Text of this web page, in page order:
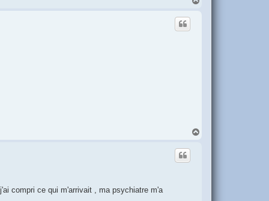
compri ce qui m'arrivait , ma psychiatre m'a